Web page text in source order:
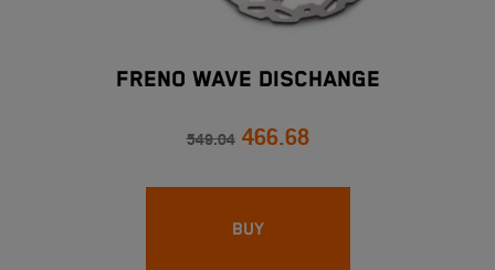
FRENO WAVE DISCHANGE
549.04 466.68
BUY